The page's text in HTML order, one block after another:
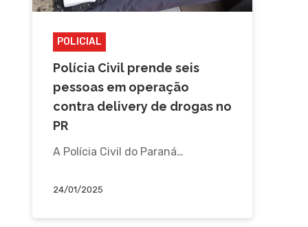
POLICIAL
Polícia Civil prende seis
pessoas em operação
contra delivery de drogas no
PR
A Polícia Civil do Paraná…
24/01/2025